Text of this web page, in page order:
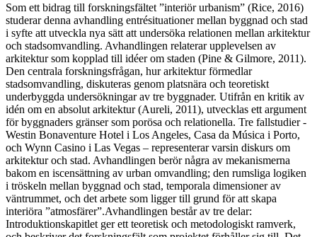
Som ett bidrag till forskningsfältet ”interiör urbanism” (Rice, 2016)
studerar denna avhandling entrésituationer mellan byggnad och stad
i syfte att utveckla nya sätt att undersöka relationen mellan arkitektur
och stadsomvandling. Avhandlingen relaterar upplevelsen av
arkitektur som kopplad till idéer om staden (Pine & Gilmore, 2011).
Den centrala forskningsfrågan, hur arkitektur förmedlar
stadsomvandling, diskuteras genom platsnära och teoretiskt
underbyggda undersökningar av tre byggnader. Utifrån en kritik av
idén om en absolut arkitektur (Aureli, 2011), utvecklas ett argument
för byggnaders gränser som porösa och relationella. Tre fallstudier -
Westin Bonaventure Hotel i Los Angeles, Casa da Música i Porto,
och Wynn Casino i Las Vegas – representerar varsin diskurs om
arkitektur och stad. Avhandlingen berör några av mekanismerna
bakom en iscensättning av urban omvandling; den rumsliga logiken
i tröskeln mellan byggnad och stad, temporala dimensioner av
väntrummet, och det arbete som ligger till grund för att skapa
interiöra ”atmosfärer”.Avhandlingen består av tre delar:
Introduktionskapitlet ger ett teoretisk och metodologiskt ramverk,